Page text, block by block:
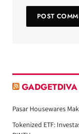
GADGETDIVA
Pasar Housewares
Tokenized ETF: